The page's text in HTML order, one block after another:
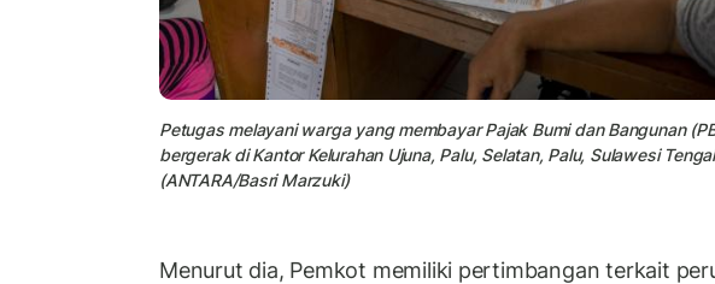
Petugas melayani warga yang membayar Pajak Bumi dan Bangunan
bergerak di Kantor Kelurahan Ujuna, Palu, Selatan, Palu, Sulawesi
(ANTARA/Basri Marzuki)
Menurut dia, Pemkot memiliki pertimbangan terkait